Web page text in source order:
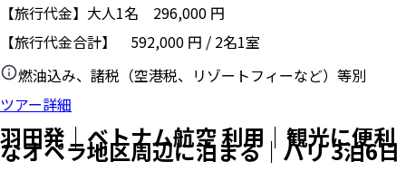
【旅行代金】大人1名 296,000 円
【旅行代金合計】 592,000 円 / 2名1室
燃油込み、諸税（空港税、リゾートフィーなど）等別
ツアー詳細
羽田発｜ベトナム航空 利用｜観光に便利
なオペラ地区周辺に泊まる｜パリ 3泊6日